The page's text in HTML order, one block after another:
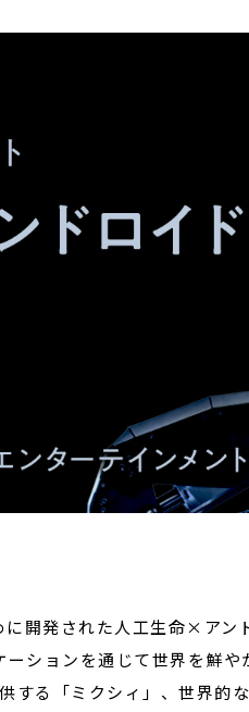
開発された人工生命×アン
ションを通じて世界を鮮や
する「ミクシィ」、世界的